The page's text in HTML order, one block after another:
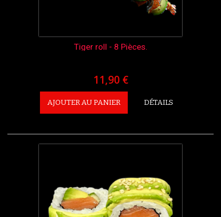
Tiger roll - 8 Pièces.
11,90 €
AJOUTER AU PANIER DÉTAILS